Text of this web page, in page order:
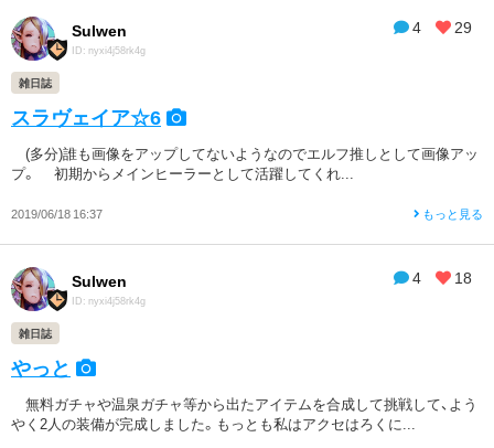
4 29
Sulwen
ID: nyxi4j58rk4g
雑日誌
スラヴェイア☆6
(多分)誰も画像をアップしてないようなのでエルフ推しとして画像アッ
プ。 初期からメインヒーラーとして活躍してくれ...
2019/06/18 16:37 もっと見る
4 18
Sulwen
ID: nyxi4j58rk4g
雑日誌
やっと
無料ガチャや温泉ガチャ等から出たアイテムを合成して挑戦して、よう
やく2人の装備が完成しました。もっとも私はアクセはろくに...